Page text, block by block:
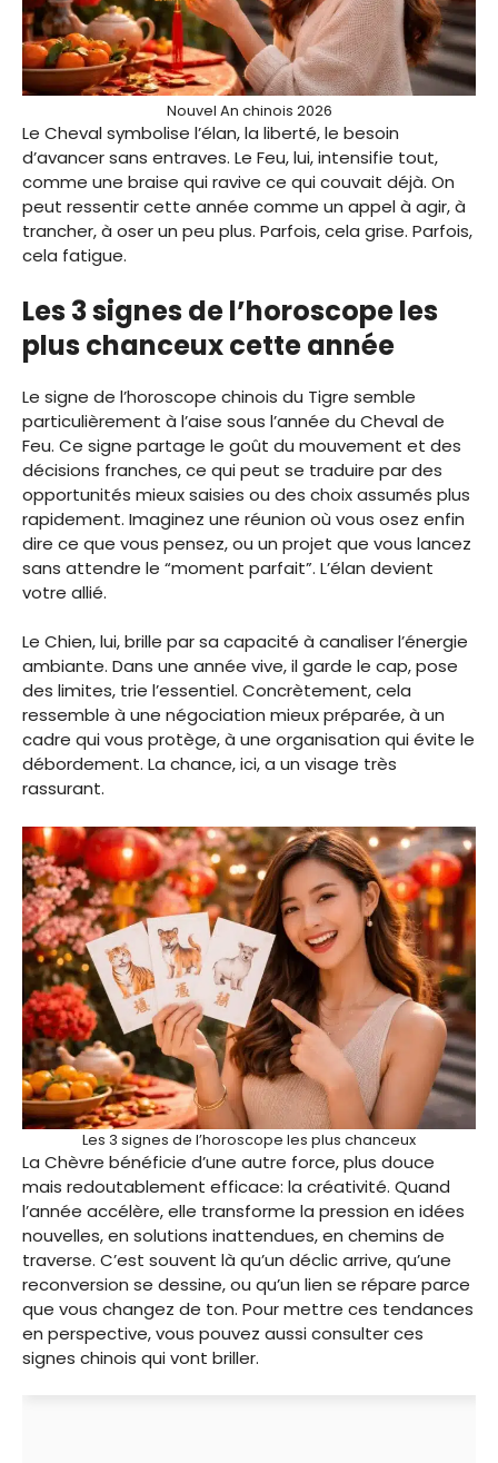
Nouvel An chinois 2026
Le Cheval symbolise l’élan, la liberté, le besoin
d’avancer sans entraves. Le Feu, lui, intensifie tout,
comme une braise qui ravive ce qui couvait déjà. On
peut ressentir cette année comme un appel à agir, à
trancher, à oser un peu plus. Parfois, cela grise. Parfois,
cela fatigue.
Les 3 signes de l’horoscope les
plus chanceux cette année
Le signe de l’horoscope chinois du Tigre semble
particulièrement à l’aise sous l’année du Cheval de
Feu. Ce signe partage le goût du mouvement et des
décisions franches, ce qui peut se traduire par des
opportunités mieux saisies ou des choix assumés plus
rapidement. Imaginez une réunion où vous osez enfin
dire ce que vous pensez, ou un projet que vous lancez
sans attendre le “moment parfait”. L’élan devient
votre allié.
Le Chien, lui, brille par sa capacité à canaliser l’énergie
ambiante. Dans une année vive, il garde le cap, pose
des limites, trie l’essentiel. Concrètement, cela
ressemble à une négociation mieux préparée, à un
cadre qui vous protège, à une organisation qui évite le
débordement. La chance, ici, a un visage très
rassurant.
Les 3 signes de l’horoscope les plus chanceux
La Chèvre bénéficie d’une autre force, plus douce
mais redoutablement efficace: la créativité. Quand
l’année accélère, elle transforme la pression en idées
nouvelles, en solutions inattendues, en chemins de
traverse. C’est souvent là qu’un déclic arrive, qu’une
reconversion se dessine, ou qu’un lien se répare parce
que vous changez de ton. Pour mettre ces tendances
en perspective, vous pouvez aussi consulter ces
signes chinois qui vont briller.